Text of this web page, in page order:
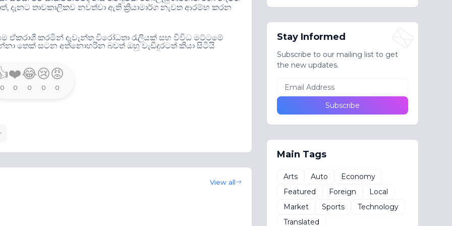
,දැනට තාවකාලිකව නවත්වා ඇති ක්‍රියාමාර්ග නැවත ආරම්භ කරන
ඒකරාශී කරමින් දැවැන්ත විරෝධතා රැලියක් සහ විවිධ මට්ටමේ
තෙක් සටන අත්නොහරින බවත් ඔහු වැඩිදුරටත් කියා සිටියි
0
❤️
0
😂
0
😢
0
😡
0
View all
Stay Informed
Subscribe to our mailing list to get
the new updates.
Main Tags
Arts Auto
Economy
Featured
Foreign
Local
Market
Sports
Technology
Translated